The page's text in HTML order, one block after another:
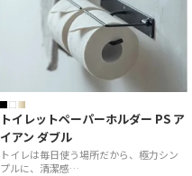
トイレットペーパーホルダー PS ア
イアン ダブル
トイレは毎日使う場所だから、極力シン
プルに、清潔感…